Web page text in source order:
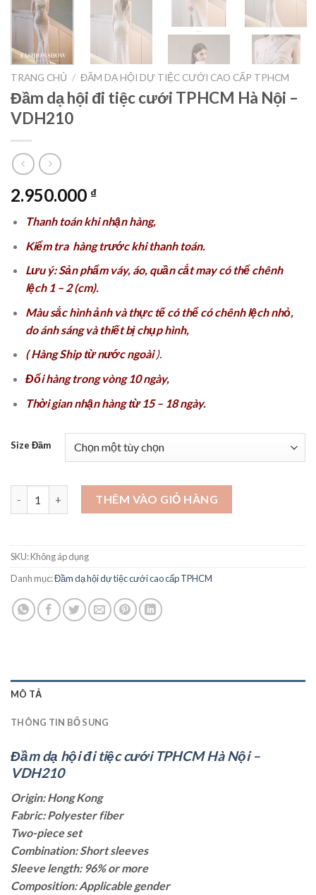
TRANG CHỦ / ĐẦM DẠ HỘI DỰ TIỆC CƯỚI CAO CẤP TPHCM
Đầm dạ hội đi tiệc cưới TPHCM Hà Nội –
VDH210
2.950.000 ₫
Thanh toán khi nhận hàng,
Kiểm tra hàng trước khi thanh toán.
Lưu ý: Sản phẩm váy, áo, quần cắt may có thể chênh
lệch 1 – 2 (cm).
Màu sắc hình ảnh và thực tế có thể có chênh lệch nhỏ,
do ánh sáng và thiết bị chụp hình,
( Hàng Ship từ nước ngoài).
Đổi hàng trong vòng 10 ngày,
Thời gian nhận hàng từ 15 – 18 ngày.
Size Đầm
Đầm dạ hội đi tiệc cưới TPHCM Hà Nội - VDH210 số lượng
THÊM VÀO GIỎ HÀNG
SKU:Không áp dụng
Danh mục:Đầm dạ hội dự tiệc cưới cao cấp TPHCM
MÔ TẢ
THÔNG TIN BỔ SUNG
Đầm dạ hội đi tiệc cưới TPHCM Hà Nội –
VDH210
Origin: Hong Kong
Fabric: Polyester fiber
Two-piece set
Combination: Short sleeves
Sleeve length: 96% or more
Composition: Applicable gender